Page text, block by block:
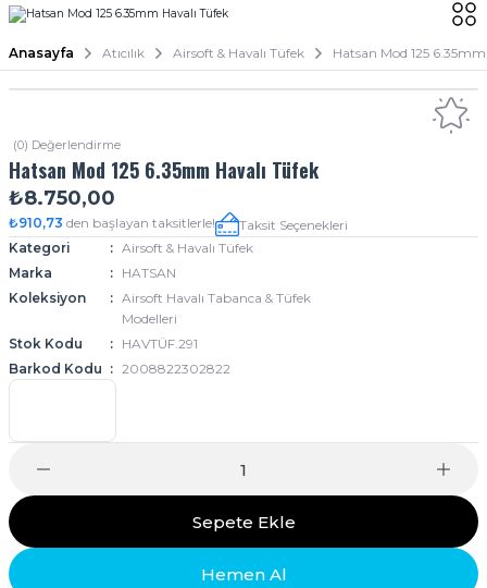
Anasayfa Atıcılık Airsoft & Havalı Tüfek Hatsan Mod 125
(0) Değerlendirme
Hatsan Mod 125 6.35mm Havalı Tüfek
₺8.750,00
₺910,73 den başlayan taksitlerle!
Taksit Seçenekleri
Kategori
Airsoft & Havalı Tüfek
Marka
HATSAN
Koleksiyon
Airsoft Havalı Tabanca & Tüfek
Modelleri
Stok Kodu
HAVTÜF.291
Barkod Kodu
2008822302822
Sepete Ekle
Hemen Al